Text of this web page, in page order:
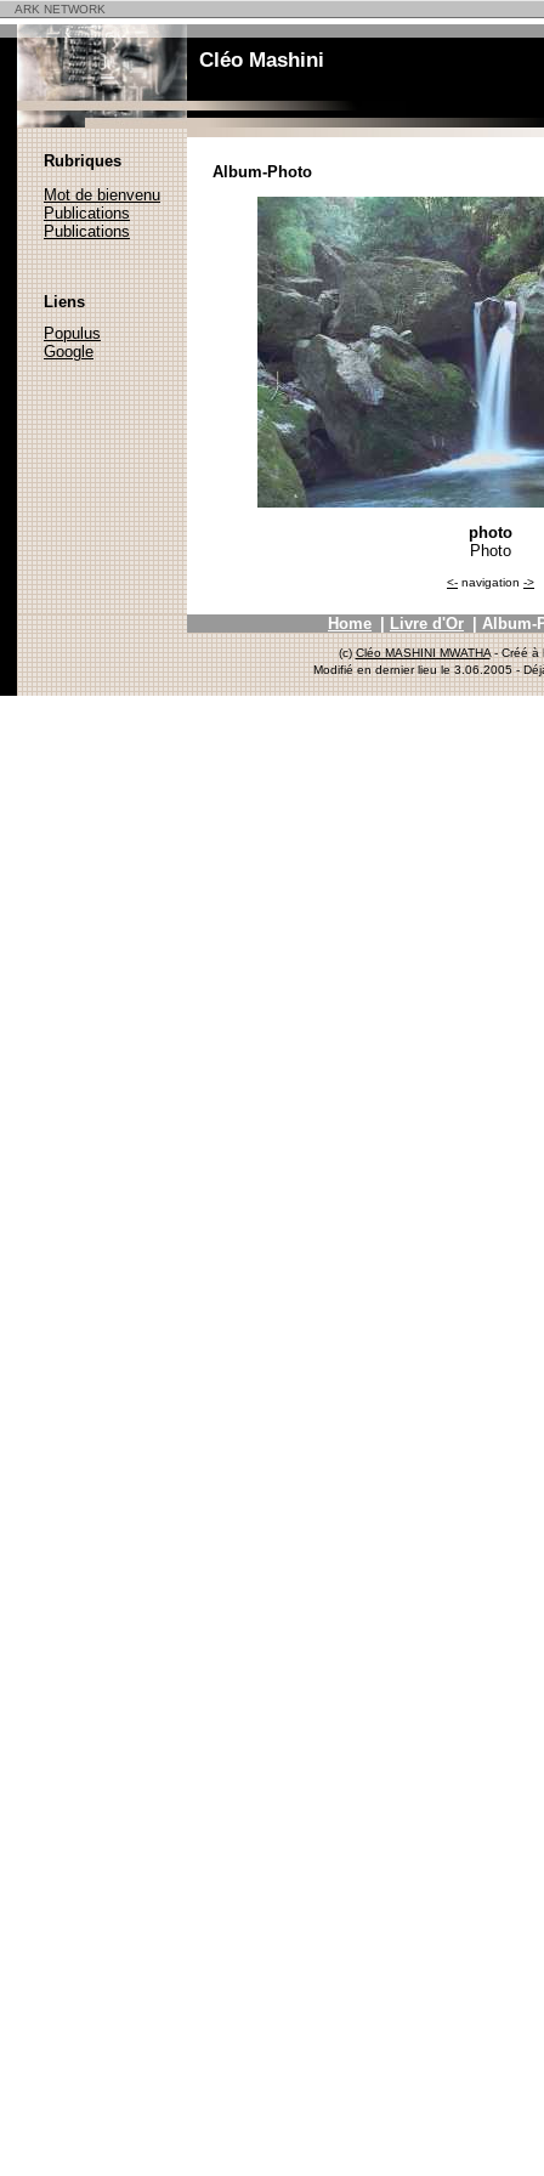
ARK NETWORK
Cléo Mashini
Rubriques
Mot de bienvenu
Publications
Publications
Liens
Populus
Google
Album-Photo
photo
Photo
<- navigation ->
Home Livre d'Or Album-
(c)Cléo MASHINI MWATHA- Créé à
Modifié en dernier lieu le 3.06.2005-